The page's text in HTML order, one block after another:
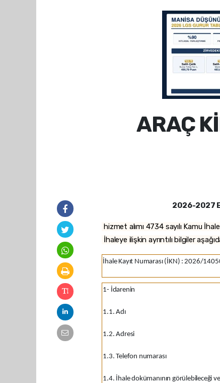
ARAÇ
2026-2027
hizmet alımı 4734 sayılı Kamu
İhaleye ilişkin ayrıntılı bilgiler
İhale Kayıt Numarası (İKN) : 2026/
1- İdarenin
1.1. Adı
1.2. Adresi
1.3. Telefon numarası
1.4. İhale dokümanının görülebileceği